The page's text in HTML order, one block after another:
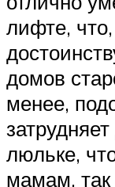
лифте,
домов
менее,
люльке,
мамам, так